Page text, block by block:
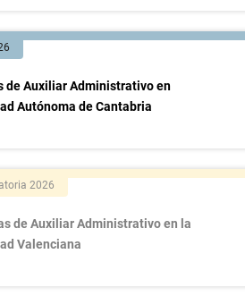
de Auxiliar Administrativo en
Autónoma de Cantabria
2026
de Auxiliar Administrativo en la
Valenciana